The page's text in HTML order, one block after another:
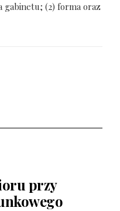
gabinetu; (2) forma oraz
przy